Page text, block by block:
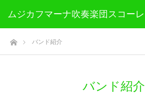
ムジカフマーナ吹奏楽団スコーレ
ホームバンド紹介
バンド紹介